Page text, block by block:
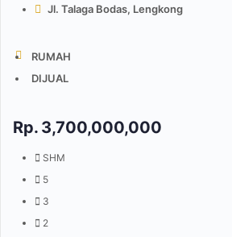
Jl. Talaga Bodas, Lengkong
RUMAH
DIJUAL
Rp. 3,700,000,000
SHM
5
3
2